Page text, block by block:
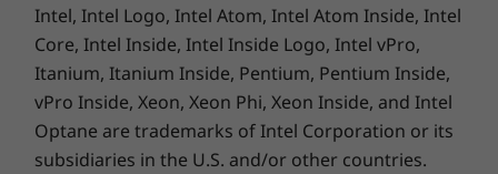
Intel, Intel Logo, Intel Atom, Intel Atom Inside, Intel
Core, Intel Inside, Intel Inside Logo, Intel vPro,
Itanium, Itanium Inside, Pentium, Pentium Inside,
vPro Inside, Xeon, Xeon Phi, Xeon Inside, and Intel
Optane are trademarks of Intel Corporation or its
subsidiaries in the U.S. and/or other countries.